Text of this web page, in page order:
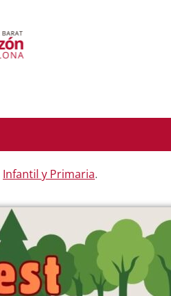
Infantil y Primaria.